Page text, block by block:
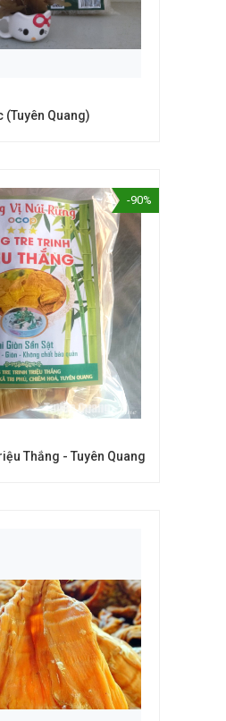
(Tuyên Quang)
-90%
Thắng - Tuyên Quang